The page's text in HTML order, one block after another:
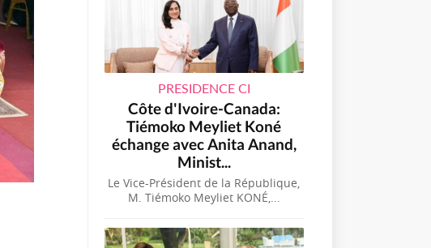
PRESIDENCE CI
Côte d'Ivoire-Canada:
Tiémoko Meyliet Koné
échange avec Anita Anand,
Minist...
Le Vice-Président de la République,
M. Tiémoko Meyliet KONÉ,...